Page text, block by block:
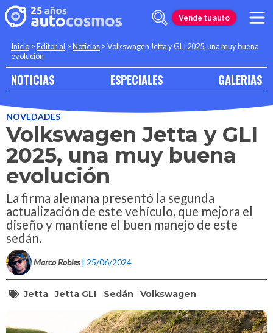
Vende tu auto
Inicio >Editorial >Noticias >Volkswagen Jetta y GLI 2025, una muy buena
evolución
NOTICIAS ESPECIALES GALERIAS
NOVEDADES
Volkswagen Jetta y GLI
2025, una muy buena
evolución
La firma alemana presentó la segunda
actualización de este vehículo, que mejora el
diseño y mantiene el buen manejo de este
sedán.
Marco Robles | 25/06/2024
Jetta Jetta GLI Sedán Volkswagen